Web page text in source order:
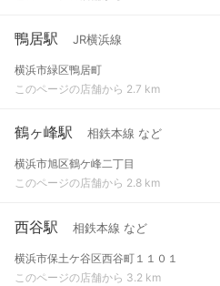
鴨居駅 JR横浜線
横浜市緑区鴨居町
このページの店舗から 2.7 km
鶴ヶ峰駅 相鉄本線 など
横浜市旭区鶴ケ峰二丁目
このページの店舗から 2.8 km
西谷駅 相鉄本線 など
横浜市保土ケ谷区西谷町１１０１
このページの店舗から 3.2 km